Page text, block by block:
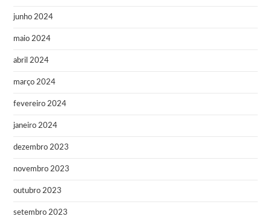
junho 2024
maio 2024
abril 2024
março 2024
fevereiro 2024
janeiro 2024
dezembro 2023
novembro 2023
outubro 2023
setembro 2023